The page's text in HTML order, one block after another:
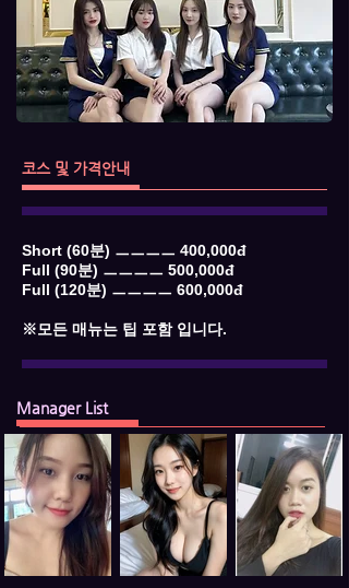
코스 및 가격안내
Short (60분) ㅡㅡㅡㅡ 400,000đ
Full (90분) ㅡㅡㅡㅡ 500,000đ
Full (120분) ㅡㅡㅡㅡ 600,000đ
※모든 매뉴는 팁 포함 입니다.
Manager List